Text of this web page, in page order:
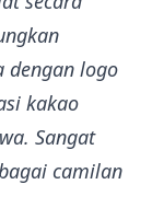
logo
kakao
Sangat
camilan